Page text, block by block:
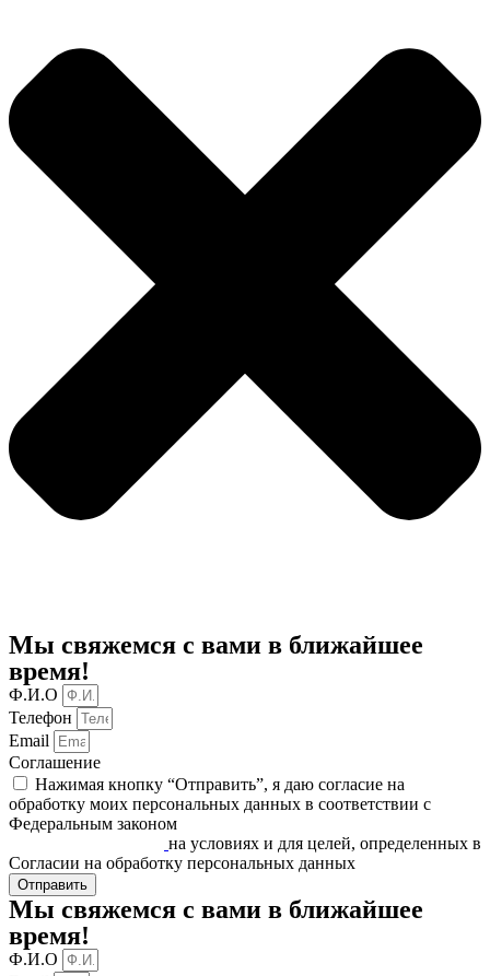
Мы свяжемся с вами в ближайшее
время!
Ф.И.О
Телефон
Email
Соглашение
Нажимая кнопку “Отправить”, я даю согласие на
обработку моих персональных данных в соответствии c
Федеральным законом
на условиях и для целей, определенных в
Согласии на обработку персональных данных
Отправить
Мы свяжемся с вами в ближайшее
время!
Ф.И.О